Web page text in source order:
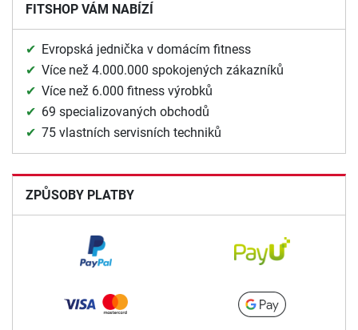
FITSHOP VÁM NABÍZÍ
Evropská jednička v domácím fitness
Více než 4.000.000 spokojených zákazníků
Více než 6.000 fitness výrobků
69 specializovaných obchodů
75 vlastních servisních techniků
ZPŮSOBY PLATBY